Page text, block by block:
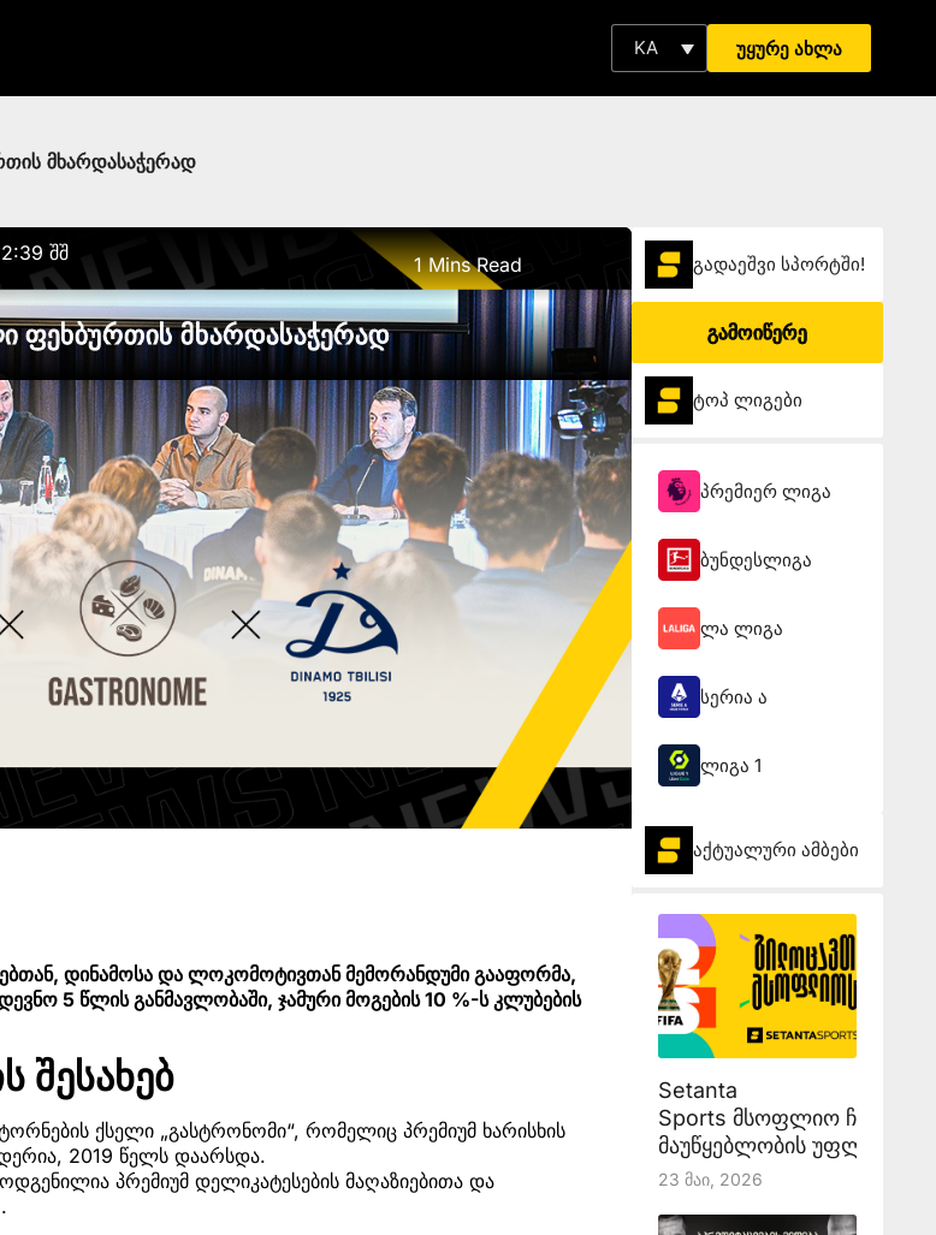
KA უყურე ახლა
მხარდასაჭერად
შშ 1 Mins Read
ფეხბურთის მხარდასაჭერად
დინამოსა და ლოკომოტივთან მემორანდუმი გააფორმა,
5 წლის განმავლობაში, ჯამური მოგების 10 %-ს კლუბების
შესახებ
ქსელი „გასტრონომი“, რომელიც პრემიუმ ხარისხის
2019 წელს დაარსდა.
პრემიუმ დელიკატესების მაღაზიებითა და
გადაეშვი სპორტში!
გამოიწერე
ტოპ ლიგები
პრემიერ ლიგა
ბუნდესლიგა
ლა ლიგა
სერია ა
ლიგა 1
აქტუალური ამბები
Setanta
Sports მსოფლიო
მაუწყებლობის უფლებას
23 Მაი, 2026